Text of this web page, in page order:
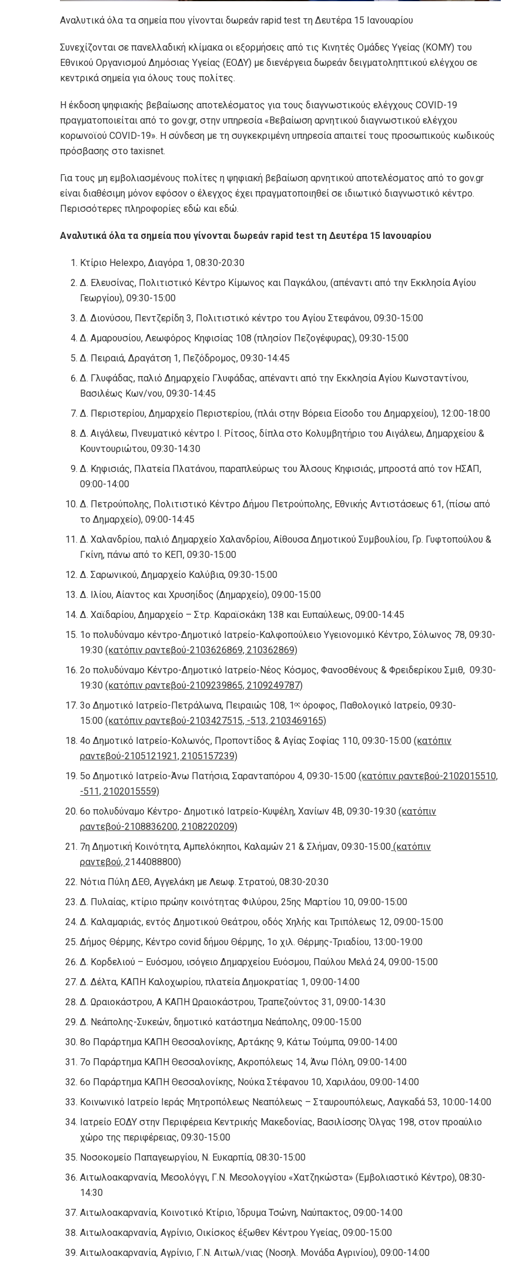
Αναλυτικά όλα τα σημεία που γίνονται δωρεάν rapid test τη Δευτέρα 15 Ιανουαρίου
Συνεχίζονται σε πανελλαδική κλίμακα οι εξορμήσεις από τις Κινητές Ομάδες Υγείας (ΚΟΜΥ) του
Εθνικού Οργανισμού Δημόσιας Υγείας (ΕΟΔΥ) με διενέργεια δωρεάν δειγματοληπτικού ελέγχου σε
κεντρικά σημεία για όλους τους πολίτες.
Η έκδοση ψηφιακής βεβαίωσης αποτελέσματος για τους διαγνωστικούς ελέγχους COVID-19
πραγματοποιείται από το gov.gr, στην υπηρεσία «Βεβαίωση αρνητικού διαγνωστικού ελέγχου
κορωνοϊού COVID-19». Η σύνδεση με τη συγκεκριμένη υπηρεσία απαιτεί τους προσωπικούς κωδικούς
πρόσβασης στο taxisnet.
Για τους μη εμβολιασμένους πολίτες η ψηφιακή βεβαίωση αρνητικού αποτελέσματος από το gov.gr
είναι διαθέσιμη μόνον εφόσον ο έλεγχος έχει πραγματοποιηθεί σε ιδιωτικό διαγνωστικό κέντρο.
Περισσότερες πληροφορίες εδώ και εδώ.
Αναλυτικά όλα τα σημεία που γίνονται δωρεάν rapid test τη Δευτέρα 15 Ιανουαρίου
Κτίριο Helexpo, Διαγόρα 1, 08:30-20:30
Δ. Ελευσίνας, Πολιτιστικό Κέντρο Κίμωνος και Παγκάλου, (απέναντι από την Εκκλησία Αγίου
Γεωργίου), 09:30-15:00
Δ. Διονύσου, Πεντζερίδη 3, Πολιτιστικό κέντρο του Αγίου Στεφάνου, 09:30-15:00
Δ. Αμαρουσίου, Λεωφόρος Κηφισίας 108 (πλησίον Πεζογέφυρας), 09:30-15:00
Δ. Πειραιά, Δραγάτση 1, Πεζόδρομος, 09:30-14:45
Δ. Γλυφάδας, παλιό Δημαρχείο Γλυφάδας, απέναντι από την Εκκλησία Αγίου Κωνσταντίνου,
Βασιλέως Κων/νου, 09:30-14:45
Δ. Περιστερίου, Δημαρχείο Περιστερίου, (πλάι στην Βόρεια Είσοδο του Δημαρχείου), 12:00-18:00
Δ. Αιγάλεω, Πνευματικό κέντρο Ι. Ρίτσος, δίπλα στο Κολυμβητήριο του Αιγάλεω, Δημαρχείου &
Κουντουριώτου, 09:30-14:30
Δ. Κηφισιάς, Πλατεία Πλατάνου, παραπλεύρως του Άλσους Κηφισιάς, μπροστά από τον ΗΣΑΠ,
09:00-14:00
Δ. Πετρούπολης, Πολιτιστικό Κέντρο Δήμου Πετρούπολης, Εθνικής Αντιστάσεως 61, (πίσω από
το Δημαρχείο), 09:00-14:45
Δ. Χαλανδρίου, παλιό Δημαρχείο Χαλανδρίου, Αίθουσα Δημοτικού Συμβουλίου, Γρ. Γυφτοπούλου &
Γκίνη, πάνω από το ΚΕΠ, 09:30-15:00
Δ. Σαρωνικού, Δημαρχείο Καλύβια, 09:30-15:00
Δ. Ιλίου, Αίαντος και Χρυσηίδος (Δημαρχείο), 09:00-15:00
Δ. Χαϊδαρίου, Δημαρχείο – Στρ. Καραϊσκάκη 138 και Ευπαύλεως, 09:00-14:45
1ο πολυδύναμο κέντρο-Δημοτικό Ιατρείο-Καλφοπούλειο Υγειονομικό Κέντρο, Σόλωνος 78, 09:30-
19:30(κατόπιν ραντεβού-2103626869, 210362869)
2ο πολυδύναμο Κέντρο-Δημοτικό Ιατρείο-Νέος Κόσμος, Φανοσθένους & Φρειδερίκου Σμιθ, 09:30-
19:30(κατόπιν ραντεβού-2109239865, 2109249787)
3ο Δημοτικό Ιατρείο-Πετράλωνα, Πειραιώς 108, 1ος όροφος, Παθολογικό Ιατρείο, 09:30-
15:00(κατόπιν ραντεβού-2103427515, -513, 2103469165)
4ο Δημοτικό Ιατρείο-Κολωνός, Προποντίδος & Αγίας Σοφίας 110, 09:30-15:00(κατόπιν
ραντεβού-2105121921, 2105157239)
5ο Δημοτικό Ιατρείο-Άνω Πατήσια, Σαρανταπόρου 4, 09:30-15:00(κατόπιν ραντεβού-2102015510,
-511, 2102015559)
6ο πολυδύναμο Κέντρο- Δημοτικό Ιατρείο-Κυψέλη, Χανίων 4Β, 09:30-19:30(κατόπιν
ραντεβού-2108836200, 2108220209)
7η Δημοτική Κοινότητα, Αμπελόκηποι, Καλαμών 21 & Σλήμαν, 09:30-15:00 (κατόπιν
ραντεβού,2144088800)
Νότια Πύλη ΔΕΘ, Αγγελάκη με Λεωφ. Στρατού, 08:30-20:30
Δ. Πυλαίας, κτίριο πρώην κοινότητας Φιλύρου, 25ης Μαρτίου 10, 09:00-15:00
Δ. Καλαμαριάς, εντός Δημοτικού Θεάτρου, οδός Χηλής και Τριπόλεως 12, 09:00-15:00
Δήμος Θέρμης, Κέντρο covid δήμου Θέρμης, 1ο χιλ. Θέρμης-Τριαδίου, 13:00-19:00
Δ. Κορδελιού – Ευόσμου, ισόγειο Δημαρχείου Ευόσμου, Παύλου Μελά 24, 09:00-15:00
Δ. Δέλτα, ΚΑΠΗ Καλοχωρίου, πλατεία Δημοκρατίας 1, 09:00-14:00
Δ. Ωραιοκάστρου, Α ΚΑΠΗ Ωραιοκάστρου, Τραπεζούντος 31, 09:00-14:30
Δ. Νεάπολης-Συκεών, δημοτικό κατάστημα Νεάπολης, 09:00-15:00
8ο Παράρτημα ΚΑΠΗ Θεσσαλονίκης, Αρτάκης 9, Κάτω Τούμπα, 09:00-14:00
7ο Παράρτημα ΚΑΠΗ Θεσσαλονίκης, Ακροπόλεως 14, Άνω Πόλη, 09:00-14:00
6ο Παράρτημα ΚΑΠΗ Θεσσαλονίκης, Νούκα Στέφανου 10, Χαριλάου, 09:00-14:00
Κοινωνικό Ιατρείο Ιεράς Μητροπόλεως Νεαπόλεως – Σταυρουπόλεως, Λαγκαδά 53, 10:00-14:00
Ιατρείο ΕΟΔΥ στην Περιφέρεια Κεντρικής Μακεδονίας, Βασιλίσσης Όλγας 198, στον προαύλιο
χώρο της περιφέρειας, 09:30-15:00
Νοσοκομείο Παπαγεωργίου, Ν. Ευκαρπία, 08:30-15:00
Αιτωλοακαρνανία, Μεσολόγγι, Γ.Ν. Μεσολογγίου «Χατζηκώστα» (Εμβολιαστικό Κέντρο), 08:30-
14:30
Αιτωλοακαρνανία, Κοινοτικό Κτίριο, Ίδρυμα Τσώνη, Ναύπακτος, 09:00-14:00
Αιτωλοακαρνανία, Αγρίνιο, Οικίσκος έξωθεν Κέντρου Υγείας, 09:00-15:00
Αιτωλοακαρνανία, Αγρίνιο, Γ.Ν. Αιτωλ/νιας (Νοσηλ. Μονάδα Αγρινίου), 09:00-14:00